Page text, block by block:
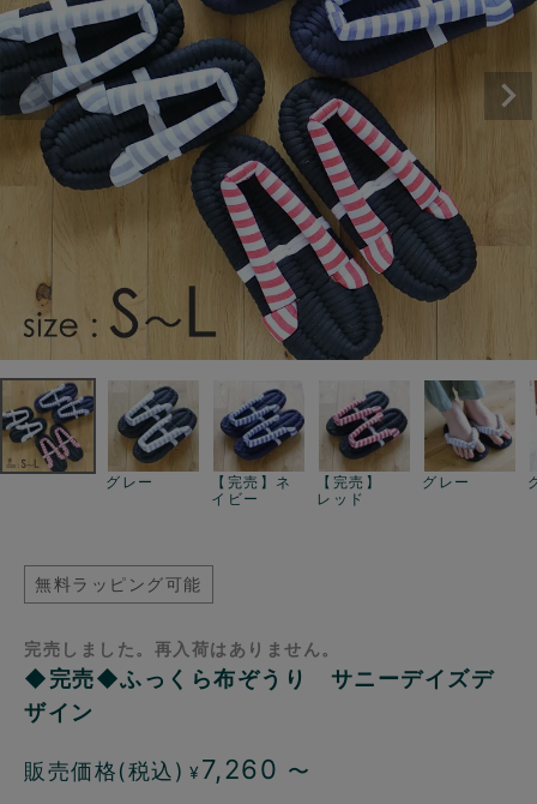
グレー
【完売】ネ
イビー
【完売】
レッド
グレー
無料ラッピング可能
完売しました。再入荷はありません。
◆完売◆ふっくら布ぞうり サニーデイズデ
ザイン
販売価格(税込) ¥ 7,260 〜